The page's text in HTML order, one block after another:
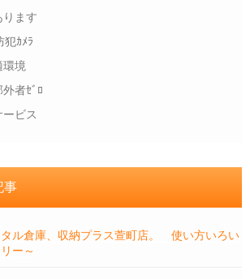
ます
ｶﾒﾗ
境
者ｾﾞﾛ
ビス
事
ル倉庫、収納プラス萱町店。 使い方いろい
ー～